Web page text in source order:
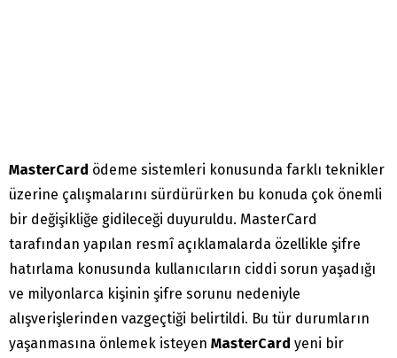
MasterCard ödeme sistemleri konusunda farklı teknikler
üzerine çalışmalarını sürdürürken bu konuda çok önemli
bir değişikliğe gidileceği duyuruldu. MasterCard
tarafından yapılan resmî açıklamalarda özellikle şifre
hatırlama konusunda kullanıcıların ciddi sorun yaşadığı
ve milyonlarca kişinin şifre sorunu nedeniyle
alışverişlerinden vazgeçtiği belirtildi. Bu tür durumların
yaşanmasına önlemek isteyen MasterCard yeni bir